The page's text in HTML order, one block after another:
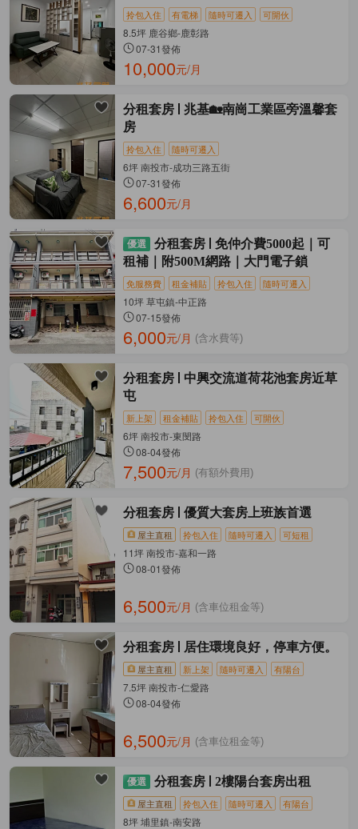
拎包入住 有電梯 隨時可遷入 可開伙
8.5坪 鹿谷鄉-鹿彰路
07-31發佈
10,000元/月
分租套房
兆基🏡南崗工業區旁溫馨套
房
拎包入住 隨時可遷入
6坪 南投市-成功三路五街
07-31發佈
6,600元/月
分租套房
免仲介費5000起｜可
租補｜附500M網路｜大門電子鎖
免服務費 租金補貼 拎包入住 隨時可遷入
10坪 草屯鎮-中正路
07-15發佈
6,000元/月 (含水費等)
分租套房
中興交流道荷花池套房近草
屯
新上架 租金補貼 拎包入住 可開伙
6坪 南投市-東閔路
08-04發佈
7,500元/月 (有額外費用)
分租套房 優質大套房上班族首選
屋主直租 拎包入住 隨時可遷入 可短租
11坪 南投市-嘉和一路
08-01發佈
6,500元/月 (含車位租金等)
分租套房 居住環境良好，停車方便。
屋主直租 新上架 隨時可遷入 有陽台
7.5坪 南投市-仁愛路
08-04發佈
6,500元/月 (含車位租金等)
分租套房 2樓陽台套房出租
屋主直租 拎包入住 隨時可遷入 有陽台
8坪 埔里鎮-南安路